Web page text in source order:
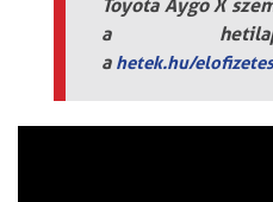
a
a hetek.hu/elofizetes